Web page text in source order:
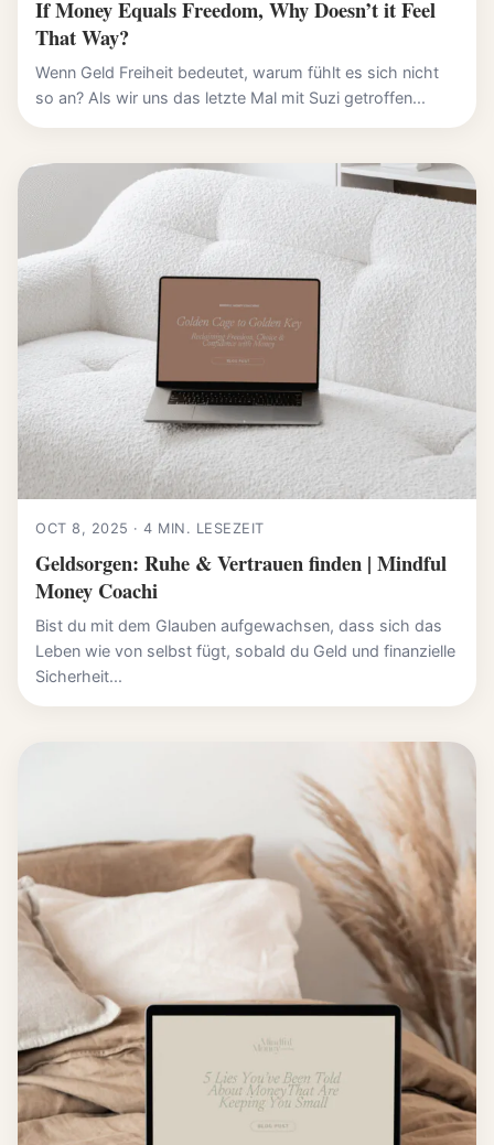
If Money Equals Freedom, Why Doesn’t it Feel
That Way?
Wenn Geld Freiheit bedeutet, warum fühlt es sich nicht
so an? Als wir uns das letzte Mal mit Suzi getroffen...
OCT 8, 2025 · 4 MIN. LESEZEIT
Geldsorgen: Ruhe & Vertrauen finden | Mindful
Money Coachi
Bist du mit dem Glauben aufgewachsen, dass sich das
Leben wie von selbst fügt, sobald du Geld und finanzielle
Sicherheit...